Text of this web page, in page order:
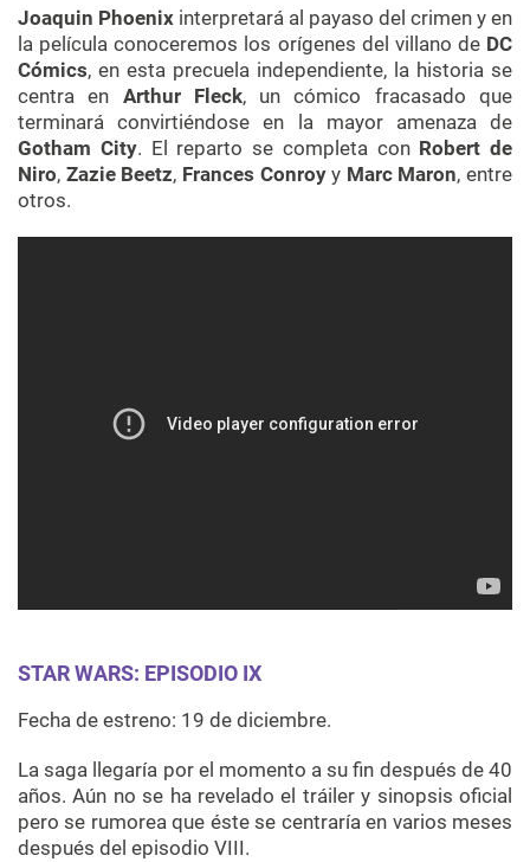
Joaquin Phoenix interpretará al payaso del crimen y en
la película conoceremos los orígenes del villano de DC
Cómics, en esta precuela independiente, la historia se
centra en Arthur Fleck, un cómico fracasado que
terminará convirtiéndose en la mayor amenaza de
Gotham City. El reparto se completa con Robert de
Niro, Zazie Beetz, Frances Conroyy Marc Maron, entre
otros.
STAR WARS: EPISODIO IX
Fecha de estreno: 19 de diciembre.
La saga llegaría por el momento a su fin después de 40
años. Aún no se ha revelado el tráiler y sinopsis oficial
pero se rumorea que éste se centraría en varios meses
después del episodio VIII.